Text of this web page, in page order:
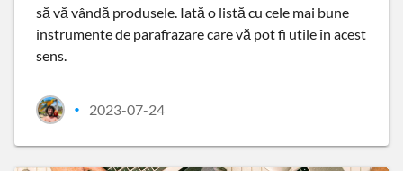
să vă vândă produsele. Iată o listă cu cele mai bune
instrumente de parafrazare care vă pot fi utile în acest
sens.
• 2023-07-24